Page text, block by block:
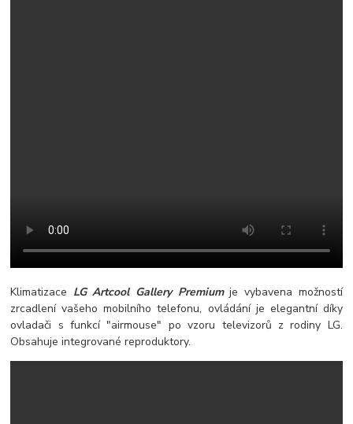
Klimatizace LG Artcool Gallery Premiumje vybavena možností
zrcadlení vašeho mobilního telefonu, ovládání je elegantní díky
ovladači s funkcí "airmouse" po vzoru televizorů z rodiny LG.
Obsahuje integrované reproduktory.